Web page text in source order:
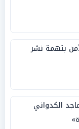
بتهمة نشر
الكدواني